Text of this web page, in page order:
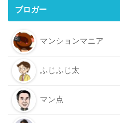
ブロガー
マンションマニア
ふじふじ太
マン点